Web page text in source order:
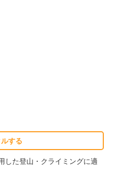
する
した登山・クライミングに適